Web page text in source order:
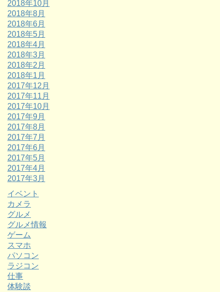
2018年10月
2018年8月
2018年6月
2018年5月
2018年4月
2018年3月
2018年2月
2018年1月
2017年12月
2017年11月
2017年10月
2017年9月
2017年8月
2017年7月
2017年6月
2017年5月
2017年4月
2017年3月
イベント
カメラ
グルメ
グルメ情報
ゲーム
スマホ
パソコン
ラジコン
仕事
体験談